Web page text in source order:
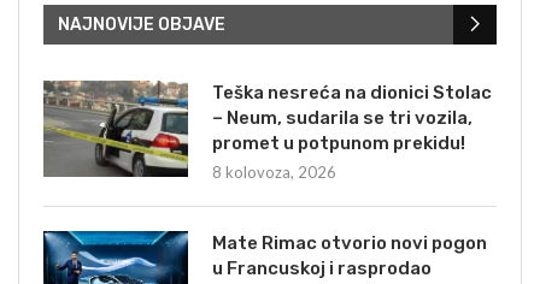
NAJNOVIJE OBJAVE
Teška nesreća na dionici Stolac
– Neum, sudarila se tri vozila,
promet u potpunom prekidu!
8 kolovoza, 2026
Mate Rimac otvorio novi pogon
u Francuskoj i rasprodao